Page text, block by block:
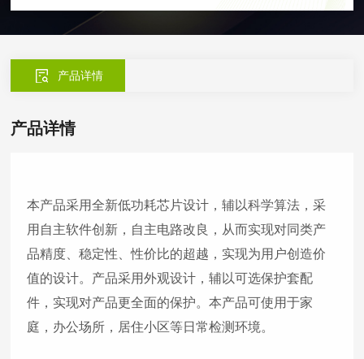
产品详情
产品详情
本产品采用全新低功耗芯片设计，辅以科学算法，采
用自主软件创新，自主电路改良，从而实现对同类产
品精度、稳定性、性价比的超越，实现为用户创造价
值的设计。产品采用外观设计，辅以可选保护套配
件，实现对产品更全面的保护。本产品可使用于家
庭，办公场所，居住小区等日常检测环境。